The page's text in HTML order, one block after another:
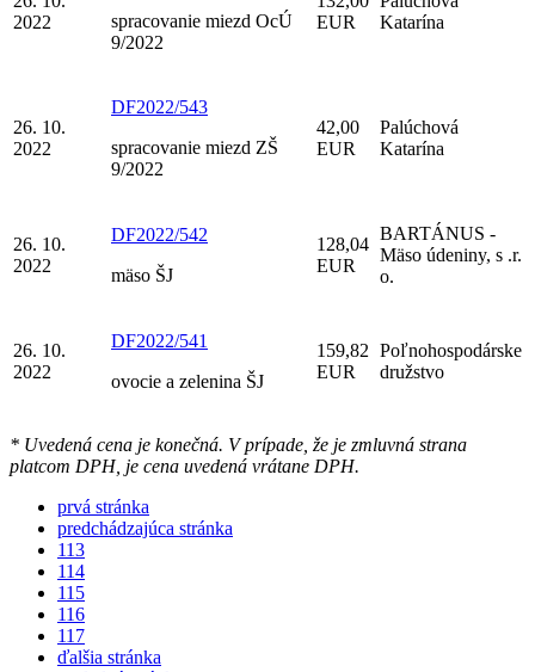
2022
spracovanie miezd OcÚ
9/2022
EUR
Katarína
26. 10.
2022
DF2022/543
spracovanie miezd ZŠ
9/2022
42,00
EUR
Palúchová
Katarína
26. 10.
2022
DF2022/542
mäso ŠJ
128,04
EUR
BARTÁNUS -
Mäso údeniny, s .r.
o.
26. 10.
2022
DF2022/541
ovocie a zelenina ŠJ
159,82
EUR
Poľnohospodárske
družstvo
* Uvedená cena je konečná. V prípade, že je zmluvná strana
platcom DPH, je cena uvedená vrátane DPH.
prvá stránka
predchádzajúca stránka
113
114
115
116
117
ďalšia stránka